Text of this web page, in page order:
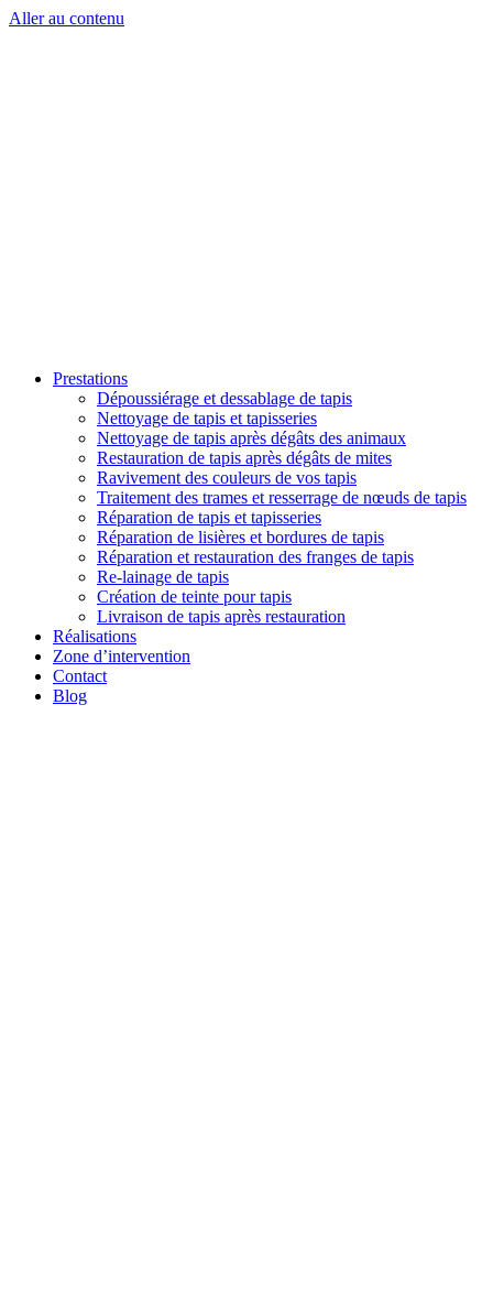
Aller au contenu
Prestations
Dépoussiérage et dessablage de tapis
Nettoyage de tapis et tapisseries
Nettoyage de tapis après dégâts des animaux
Restauration de tapis après dégâts de mites
Ravivement des couleurs de vos tapis
Traitement des trames et resserrage de nœuds de tapis
Réparation de tapis et tapisseries
Réparation de lisières et bordures de tapis
Réparation et restauration des franges de tapis
Re-lainage de tapis
Création de teinte pour tapis
Livraison de tapis après restauration
Réalisations
Zone d’intervention
Contact
Blog